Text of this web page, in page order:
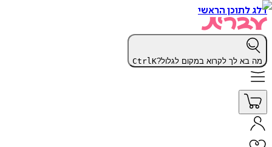
דלג לתוכן הראשי
מה בא לך לקרוא במקום לגלול? CtrlK